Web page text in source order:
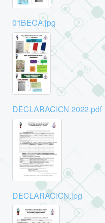
01BECA.jpg
DECLARACION 2022.pdf
DECLARACION.jpg